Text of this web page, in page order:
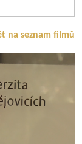
na seznam filmů